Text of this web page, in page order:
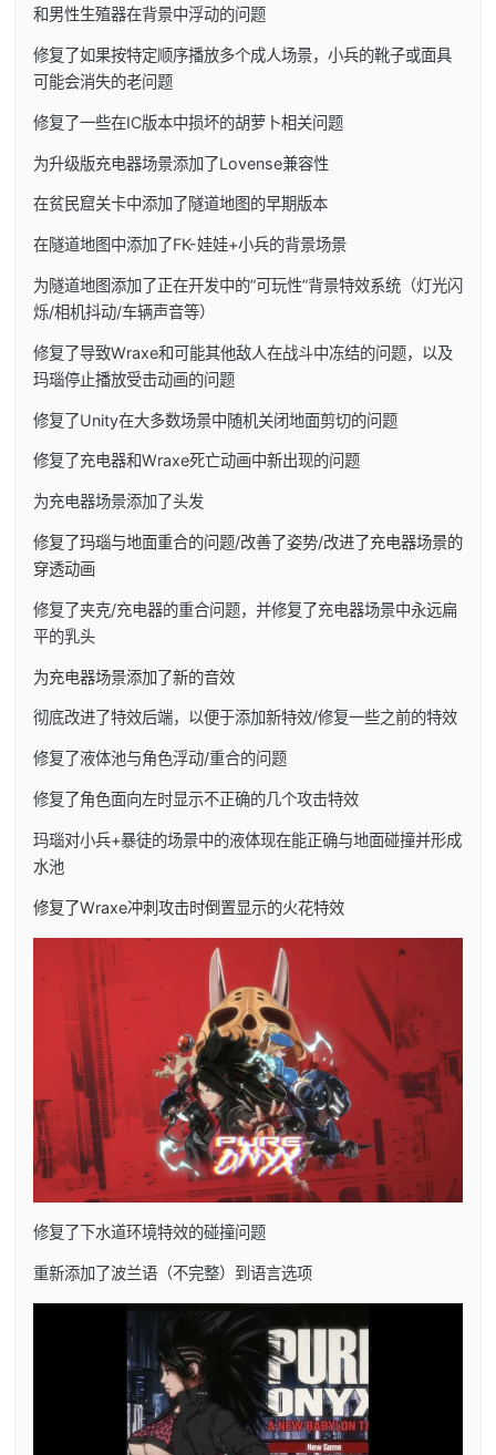
和男性生殖器在背景中浮动的问题
修复了如果按特定顺序播放多个成人场景，小兵的靴子或面具
可能会消失的老问题
修复了一些在IC版本中损坏的胡萝卜相关问题
为升级版充电器场景添加了Lovense兼容性
在贫民窟关卡中添加了隧道地图的早期版本
在隧道地图中添加了FK-娃娃+小兵的背景场景
为隧道地图添加了正在开发中的”可玩性”背景特效系统（灯光闪
烁/相机抖动/车辆声音等）
修复了导致Wraxe和可能其他敌人在战斗中冻结的问题，以及
玛瑙停止播放受击动画的问题
修复了Unity在大多数场景中随机关闭地面剪切的问题
修复了充电器和Wraxe死亡动画中新出现的问题
为充电器场景添加了头发
修复了玛瑙与地面重合的问题/改善了姿势/改进了充电器场景的
穿透动画
修复了夹克/充电器的重合问题，并修复了充电器场景中永远扁
平的乳头
为充电器场景添加了新的音效
彻底改进了特效后端，以便于添加新特效/修复一些之前的特效
修复了液体池与角色浮动/重合的问题
修复了角色面向左时显示不正确的几个攻击特效
玛瑙对小兵+暴徒的场景中的液体现在能正确与地面碰撞并形成
水池
修复了Wraxe冲刺攻击时倒置显示的火花特效
修复了下水道环境特效的碰撞问题
重新添加了波兰语（不完整）到语言选项